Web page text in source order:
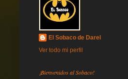
El Sobaco de Darel
Ver todo mi perfil
¡Bienvenidos al Sobaco!